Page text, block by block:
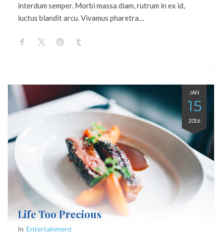
interdum semper. Morbi massa diam, rutrum in ex id,
luctus blandit arcu. Vivamus pharetra…
JAN
15
2016
Life Too Precious
In Entertainment